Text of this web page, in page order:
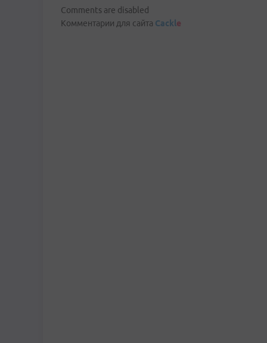
Comments are disabled
Комментарии для сайта Cackle